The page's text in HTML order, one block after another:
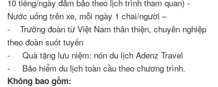
10 tiếng/ngày đảm bảo theo lịch trình tham quan) -
Nước uống trên xe, mỗi ngày 1 chai/người –
- Trưởng đoàn từ Việt Nam thân thiện, chuyên nghiệp
theo đoàn suốt tuyến
- Quà tặng lưu niệm: nón du lịch Adenz Travel
- Bảo hiểm du lịch toàn cầu theo chương trình.
Không bao gồm: